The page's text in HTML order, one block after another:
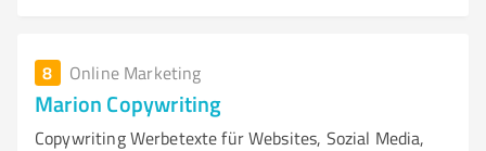
8 Online Marketing
Marion Copywriting
Copywriting Werbetexte für Websites, Sozial Media,